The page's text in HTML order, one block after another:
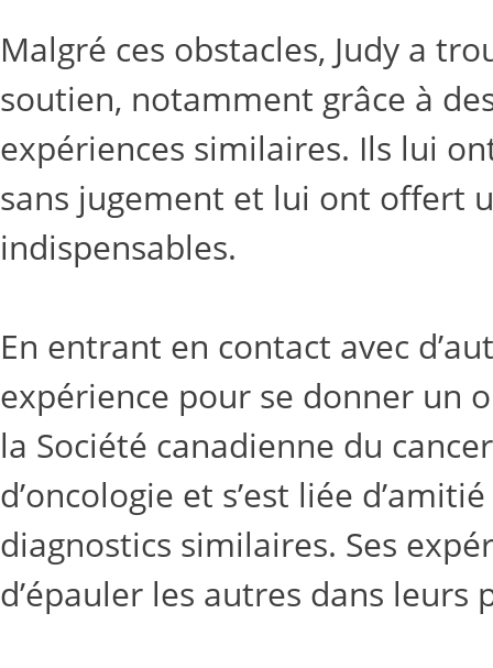
Malgré ces obstacles, Judy a
soutien, notamment grâce à
expériences similaires. Ils lui
sans jugement et lui ont offert
indispensables.
En entrant en contact avec
expérience pour se donner un
la Société canadienne du
d’oncologie et s’est liée
diagnostics similaires. Ses
d’épauler les autres dans